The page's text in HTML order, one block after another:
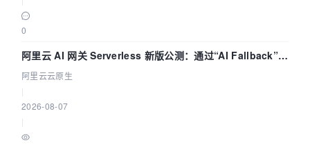
0
阿里云 AI 网关 Serverless 新版公测：通过“AI Fallback”与
拓扑可视化构建 AI 流量治理底座
阿里云云原生
2026-08-07